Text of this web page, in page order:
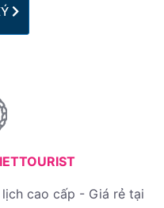
cao cấp - Giá rẻ tại